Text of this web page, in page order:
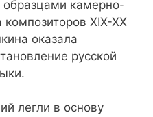
камерно-
композиторов XIX-XX
оказала
русской
легли в основу